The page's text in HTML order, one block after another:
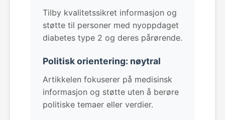
Tilby kvalitetssikret informasjon og
støtte til personer med nyoppdaget
diabetes type 2 og deres pårørende.
Politisk orientering: nøytral
Artikkelen fokuserer på medisinsk
informasjon og støtte uten å berøre
politiske temaer eller verdier.